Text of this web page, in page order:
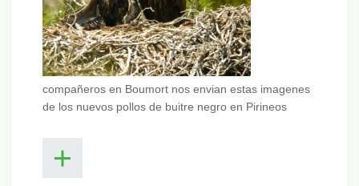
compañeros en Boumort nos envian estas imagenes
de los nuevos pollos de buitre negro en Pirineos